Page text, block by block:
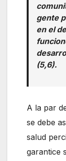
gente
en el
(5,6).
A la par
se debe
salud
garantice